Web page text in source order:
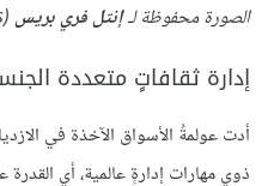
الصورة محفوظة لـإنتل فري بريس(Intel Free Press)/ فليكر).
إدارة ثقافاتٍ متعددة
أدت عولمةُ الأسواق الآخذة في
ذوي مهارات إدارةٍ عالمية، أي